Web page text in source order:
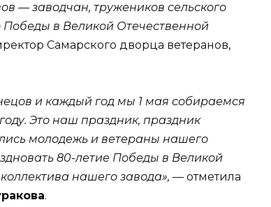
— заводчан, тружеников сельского
Победы в Великой Отечественной
Самарского дворца ветеранов,
и каждый год мы 1 мая собираемся
Это наш праздник, праздник
молодежь и ветераны нашего
80-летие Победы в Великой
нашего завода», — отметила
.